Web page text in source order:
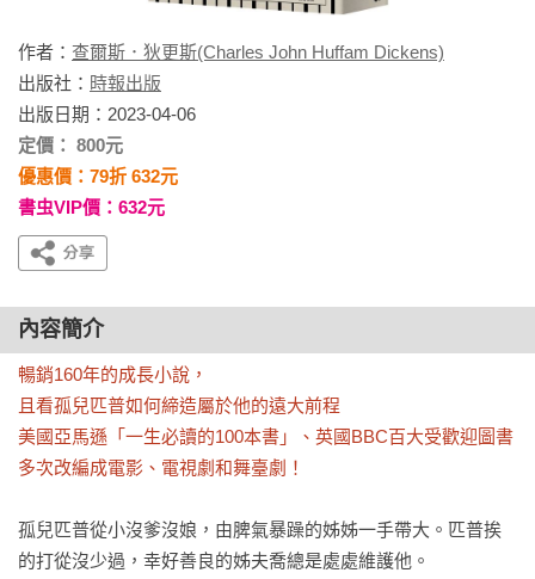
作者： 查爾斯．狄更斯(Charles John Huffam Dickens)
出版社： 時報出版
出版日期：2023-04-06
定價： 800元
優惠價：79折 632元
書虫VIP價：632元
內容簡介
暢銷160年的成長小說，
且看孤兒匹普如何締造屬於他的遠大前程
美國亞馬遜「一生必讀的100本書」、英國BBC百大受歡迎圖書
多次改編成電影、電視劇和舞臺劇！
孤兒匹普從小沒爹沒娘，由脾氣暴躁的姊姊一手帶大。匹普挨
的打從沒少過，幸好善良的姊夫喬總是處處維護他。